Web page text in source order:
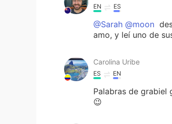
EN ES
@Sarah @moon
amo, y leí uno de
Carolina Uribe
ES EN
Palabras de grabiel
😉